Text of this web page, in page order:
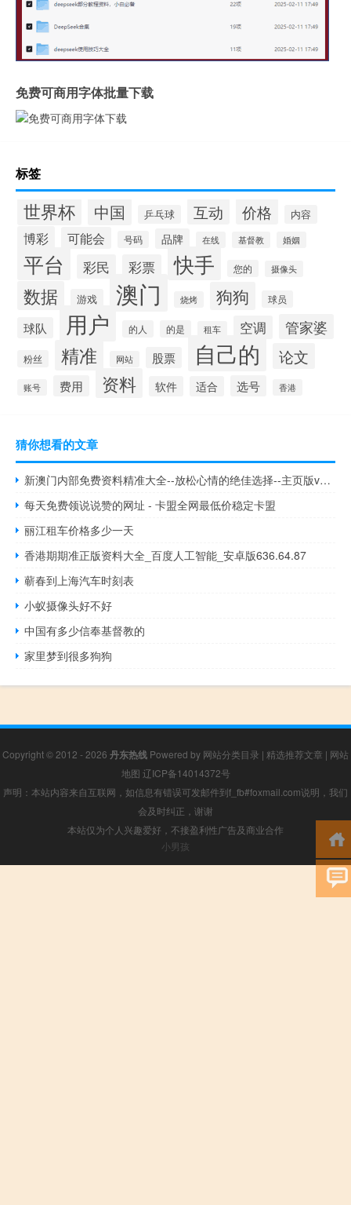
免费可商用字体批量下载
标签
世界杯 中国 乒乓球 互动 价格 内容
博彩 可能会 号码 品牌 在线 基督教 婚姻
平台 彩民 彩票 快手 您的 摄像头
数据 游戏 澳门 烧烤 狗狗 球员
球队 用户 的人 的是 租车 空调 管家婆
粉丝 精准 网站 股票 自己的 论文
账号 费用 资料 软件 适合 选号 香港
猜你想看的文章
新澳门内部免费资料精准大全--放松心情的绝佳选择--主页版v221.211
每天免费领说说赞的网址 - 卡盟全网最低价稳定卡盟
丽江租车价格多少一天
香港期期准正版资料大全_百度人工智能_安卓版636.64.87
蕲春到上海汽车时刻表
小蚁摄像头好不好
中国有多少信奉基督教的
家里梦到很多狗狗
Copyright © 2012 - 2026 丹东热线 Powered by 网站分类目录 | 精选推荐文章 | 网站
地图 辽ICP备14014372号
声明：本站内容来自互联网，如信息有错误可发邮件到f_fb#foxmail.com说明，我们
会及时纠正，谢谢
本站仅为个人兴趣爱好，不接盈利性广告及商业合作
小男孩